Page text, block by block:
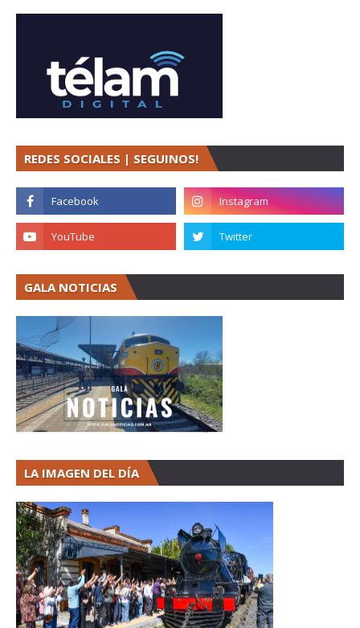
REDES SOCIALES | SEGUINOS!
GALA NOTICIAS
LA IMAGEN DEL DÍA